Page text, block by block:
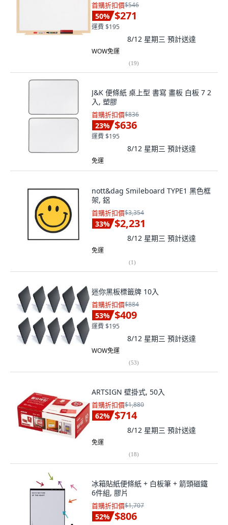
首購折扣價$546
50% $271
運費 $195
8/12 星期三 預計送達
WOW免運
(19)
J&K 便條紙 桌上型 書寫 畫板 白板 7 2
入, 塑膠
首購折扣價$836
23% $636
運費 $195
8/12 星期三 預計送達
免運
nott&dag Smileboard TYPE1 黑色框
架, 鋁
首購折扣價$3,354
33% $2,231
8/12 星期三 預計送達
免運
(1)
迷你黑板標籤牌 10入
首購折扣價$884
53% $409
運費 $195
8/12 星期三 預計送達
WOW免運
(53)
ARTSIGN 壁掛式, 50入
首購折扣價$1,880
62% $714
8/12 星期三 預計送達
免運
(18)
冰箱貼紙便條紙 + 白板筆 + 箭頭磁鐵
6件組, 膠片
首購折扣價$1,707
52% $806